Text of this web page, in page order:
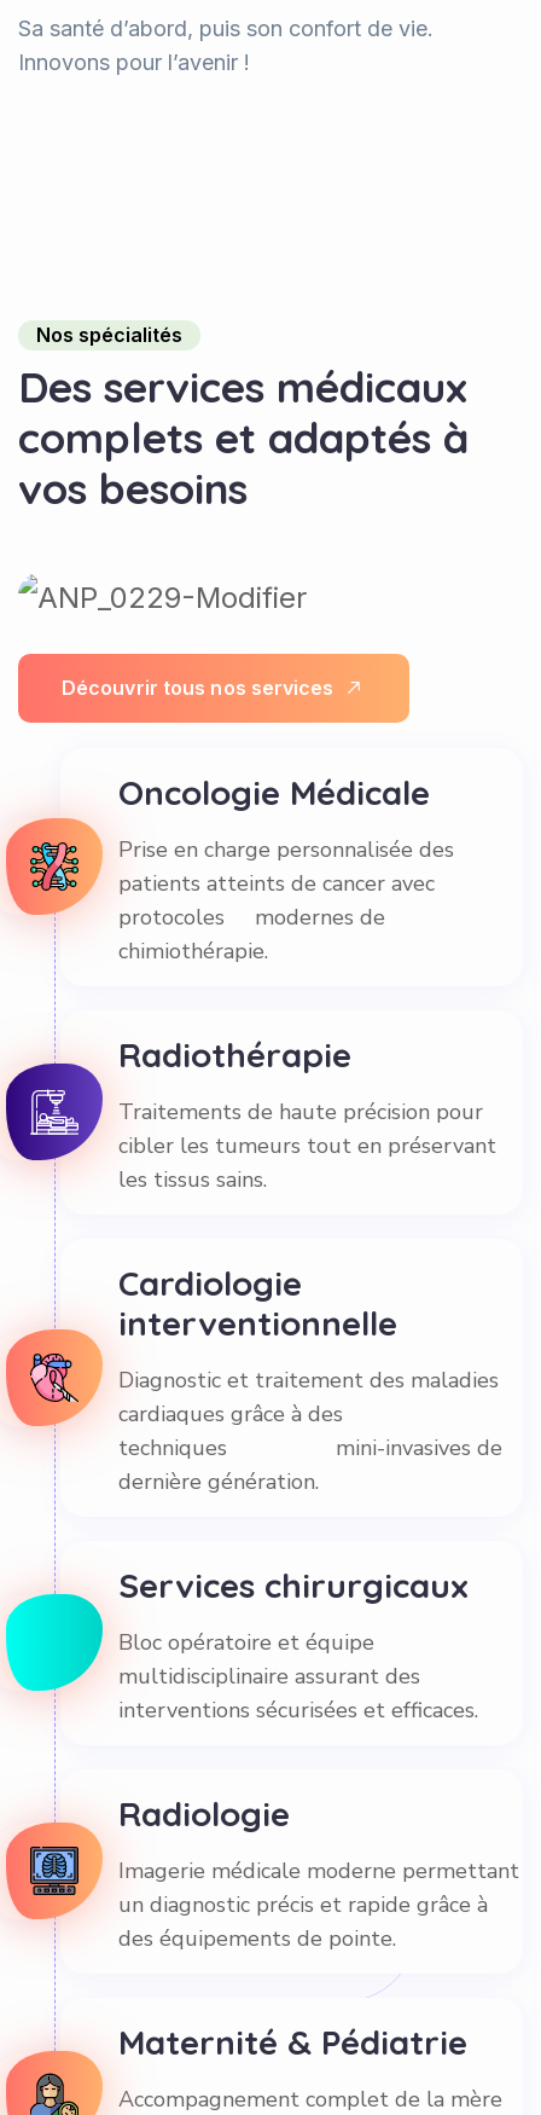
Sa santé d’abord, puis son confort de vie.
Innovons pour l’avenir !
Nos spécialités
Des services médicaux
complets et adaptés à
vos besoins
Découvrir tous nos services
Oncologie Médicale
Prise en charge personnalisée des
patients atteints de cancer avec
protocoles modernes de
chimiothérapie.
Radiothérapie
Traitements de haute précision pour
cibler les tumeurs tout en préservant
les tissus sains.
Cardiologie
interventionnelle
Diagnostic et traitement des maladies
cardiaques grâce à des
techniques mini-invasives de
dernière génération.
Services chirurgicaux
Bloc opératoire et équipe
multidisciplinaire assurant des
interventions sécurisées et efficaces.
Radiologie
Imagerie médicale moderne permettant
un diagnostic précis et rapide grâce à
des équipements de pointe.
Maternité & Pédiatrie
Accompagnement complet de la mère